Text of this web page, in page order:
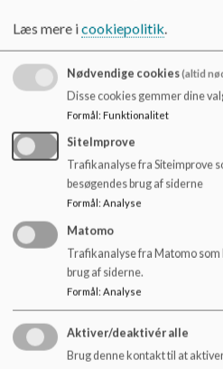
Fredag 7:00-16:00
Lukkedage 2026:
Udover helligdagene er der
Forældrebestyrelsen har godkendt.
Dagene op til påske, fra mandag
onsdag d. 1. april - (Der
dagtilbud)
Dagen efter kr. Himmelfart,
alternativ pasning i et andet
Grundlovsdag - (Der tilbydes
24. december - (Der tilbydes
28.-31. december (Der tilbydes
dagtilbud)
Læs mere icookiepolitik.
Nødvendige cookies(altid
Disse cookies gemmer dine
Formål: Funktionalitet
SiteImprove
Trafikanalyse fra Siteimprove
besøgendes brug af siderne
Formål : Analyse
Matomo
Trafikanalyse fra Matomo som
brug af siderne.
Formål: Analyse
Aktiver/deaktivér alle
Brug denne kontakt til at